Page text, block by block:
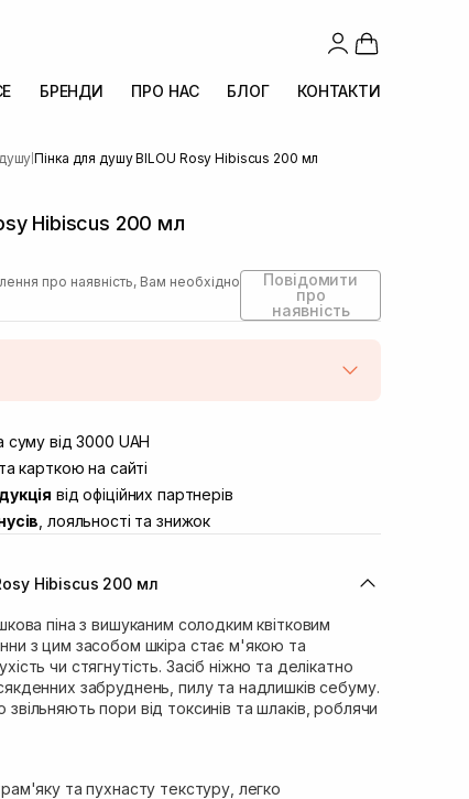
БРЕНДИ ПРО НАС БЛОГ КОНТАКТИ
Пінка для душу BILOU Rosy Hibiscus 200 мл
Hibiscus 200 мл
про наявність, Вам необхідно
Повідомити
про
наявність
4
Підстригача, 1В
Франка 36
Бандери 45 Немає в наявності!
і Гудачека 23 (ТЦ
суму від 3000 UAH
карткою на сайті
від офіційних партнерів
, лояльності та знижок
Hibiscus 200 мл
піна з вишуканим солодким квітковим
з цим засобом шкіра стає м'якою та
чи стягнутість. Засіб ніжно та делікатно
забруднень, пилу та надлишків себуму.
пори від токсинів та шлаків, роблячи
та пухнасту текстуру, легко